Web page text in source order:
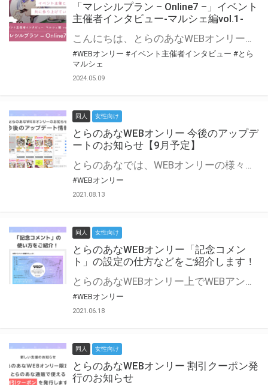
「マレシルプラン – Online7 –」イベント
主催者インタビュー-マルシェ編vol.1-
こんにちは、とらのあなWEBオンリー運営スタッフです。 新たにお届けする、イベント主催者インタビュー-マルシェ編-は、 とらのあなWEBオンリー「マルシェ」をご利用した主催様に 「マルシェ」を使って開催した感想や心がけをお聞きする企画です。 今回は、WEBオンリー開催7回目迎えた「マレシルプラン – Online7 –」より、 主催の玉川うた様にお話を伺いました。 ▼マレシルプランのインタビュー前回記事 「イベント主催者インタビュー vol.6」はこちら 協力：玉川うた様（マレシルプラン実行委員会 代表）／イベント公式Twitter（@mallesil_plan） とらのあなWEBオンリー「マルシェ」とは？ WEBオンリーでリアルタイムでコミュニケーションがとれるオンライン会場です。
#WEBオンリー #イベント主催者インタビュー #とら
マルシェ
2024.05.09
同人 女性向け
とらのあなWEBオンリー 今後のアップデ
ートのお知らせ【9月予定】
とらのあなでは、WEBオンリーの様々な支援を実施しています。 今回は2021年9月に実装を予定しているアップデート情報についてご紹介いたします。 とらのあなWEBオンリーサイトはこちら
#WEBオンリー
2021.08.13
同人 女性向け
とらのあなWEBオンリー「記念コメン
ト」の設定の仕方などをご紹介します！
とらのあなWEBオンリー上でWEBアンソロジーが作成できる「記念コメント」について、その使い方や作成手順を解説します！ 支援タイプを「サークル参加型」「サークル参加型・マルシェ(イベント会場)機能付き」でお申し込みいただいている主催者様はぜひご活用ください♪ とらのあなWEBオンリーサイトはこちら
#WEBオンリー
2021.06.18
同人 女性向け
とらのあなWEBオンリー 割引クーポン発
行のお知らせ